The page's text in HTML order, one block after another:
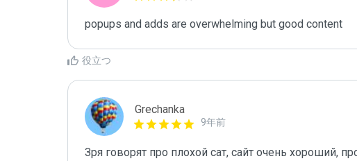
popups and adds are overwhelming but good content
役立つ
Grechanka
9年前
Зря говорят про плохой сат, сайт очень хороший,